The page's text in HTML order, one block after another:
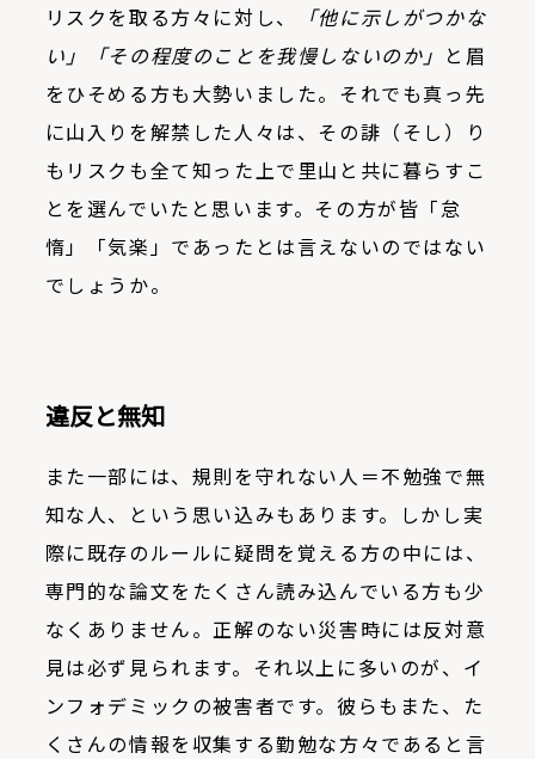
リスクを取る方々に対し、
「他に示しがつかな
い」「その程度のことを我慢しないのか」 と眉
をひそめる方も大勢いました。それでも真っ先
に山入りを解禁した人々は、その誹（そし）り
もリスクも全て知った上で里山と共に暮らすこ
とを選んでいたと思います。その方が皆「怠
惰」「気楽」であったとは言えないのではない
でしょうか。
違反と無知
また一部には、規則を守れない人＝不勉強で無
知な人、という思い込みもあります。しかし実
際に既存のルールに疑問を覚える方の中には、
専門的な論文をたくさん読み込んでいる方も少
なくありません。正解のない災害時には反対意
見は必ず見られます。それ以上に多いのが、イ
ンフォデミックの被害者です。彼らもまた、た
くさんの情報を収集する勤勉な方々であると言